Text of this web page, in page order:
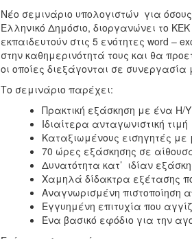
Νέο σεμινάριο υπολογιστών για
Ελληνικό Δημόσιο, διοργανώνει το
εκπαιδευτούν στις 5 ενότητες word –
στην καθημερινότητά τους και θα
οι οποίες διεξάγονται σε
Το σεμινάριο παρέχει:
Πρακτική εξάσκηση με ένα H/
Ιδιαίτερα ανταγωνιστική τιμή
Καταξιωμένους εισηγητές
70 ώρες εξάσκησης σε
Δυνατότητα κατ’ ιδίαν
Χαμηλά δίδακτρα εξέτασης
Αναγνωρισμένη πιστοποίηση
Εγγυημένη επιτυχία που
Ένα βασικό εφόδιο για την